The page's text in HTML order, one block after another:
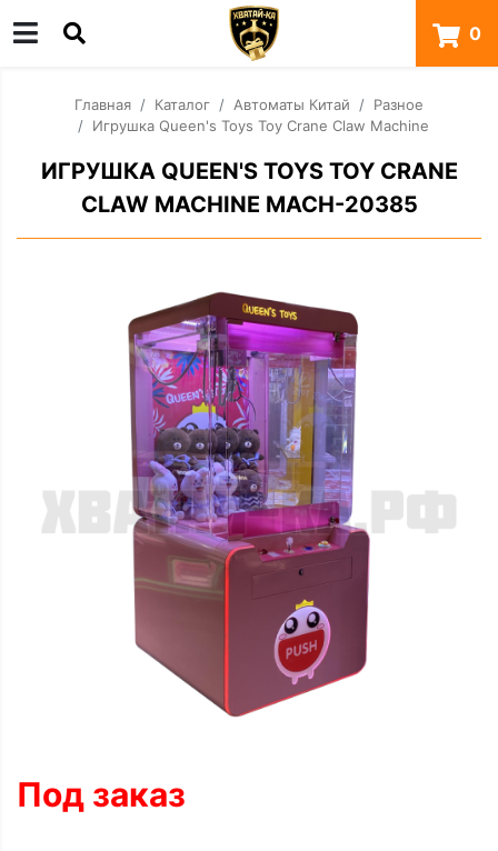
0
Главная Каталог Автоматы Китай
Разное
Игрушка Queen's Toys Toy Crane Claw Machine
ИГРУШКА QUEEN'S TOYS TOY CRANE
CLAW MACHINE MACH-20385
Под заказ